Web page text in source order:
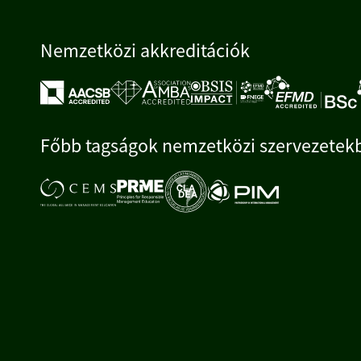
Nemzetközi akkreditációk
Főbb tagságok nemzetközi